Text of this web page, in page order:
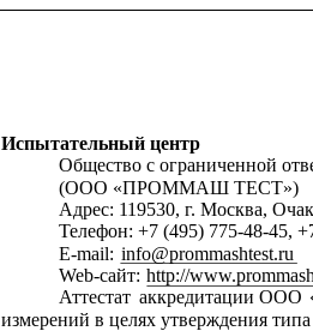
Испытательный центр
Общество с ограниченной
(ООО «ПРОММАШ ТЕСТ»)
Адрес: 119530, г. Москва,
Телефон: +7 (495) 775-48-45,
E-mail: info@prommashtest.ru
Web-сайт: http://
Аттестат аккредитации ООО
измерений в целях утверждения